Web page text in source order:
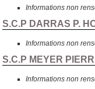
Informations non
S.C.P DARRAS P.
Informations non
S.C.P MEYER
Informations non